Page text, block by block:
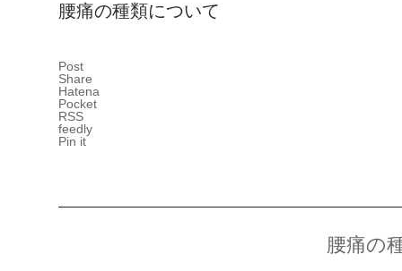
腰痛の種類について
Post
Share
Hatena
Pocket
RSS
feedly
Pin it
腰痛の